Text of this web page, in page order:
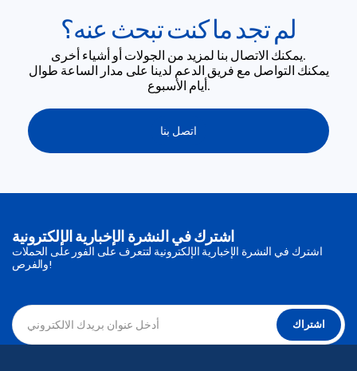
لم تجد ما كنت تبحث عنه؟
يمكنك التواصل مع فريق الدعم لدينا على مدار الساعة طوال
أيام الأسبوع.
اتصل بنا
اشترك في النشرة الإخبارية الإلكترونية
اشترك في النشرة الإخبارية الإلكترونية لتتعرف على الفور على الحملات
والفرص!
اشتراك